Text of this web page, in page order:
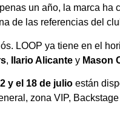
un año, la marca ha
de las referencias del
LOOP ya tiene en el
, Ilario Alicante y Mason
y el 18 de julio están
zona VIP,